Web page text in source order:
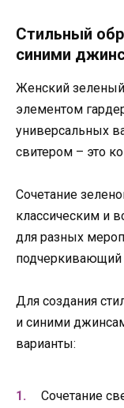
Стильный
синими
Женский
элементом
универсальных
свитером – это
Сочетание
классическим и
для разных
подчеркивающий
Для создания
и синими
варианты:
Сочетание